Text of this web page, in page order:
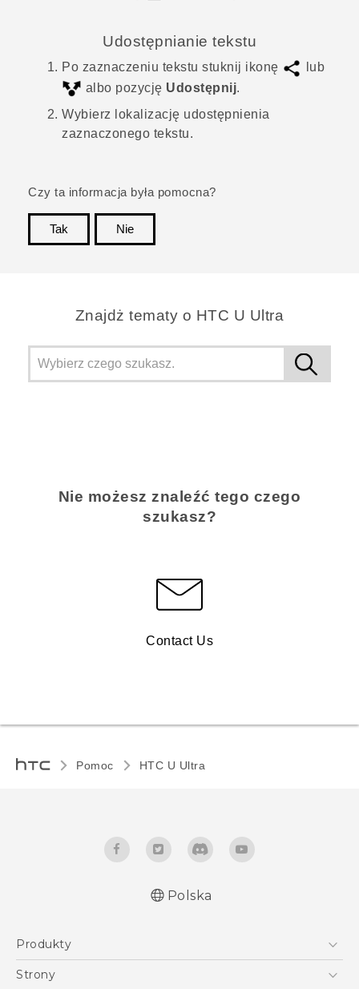
Udostępnianie tekstu
Po zaznaczeniu tekstu stuknij ikonę
lub
albo pozycję Udostępnij.
Wybierz lokalizację udostępnienia
zaznaczonego tekstu.
Czy ta informacja była pomocna?
Tak
Nie
Znajdż tematy o HTC U Ultra
Nie możesz znaleźć tego czego
szukasz?
Contact Us
Pomoc HTC U Ultra‎
Polska
Produkty
Smartfony
Strony